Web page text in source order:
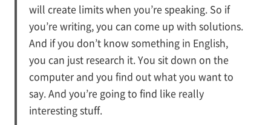
will create limits when you’re speaking. So if
you’re writing, you can come up with solutions.
And if you don’t know something in English,
you can just research it. You sit down on the
computer and you find out what you want to
say. And you’re going to find like really
interesting stuff.